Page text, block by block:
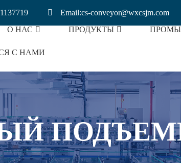
Email:cs-conveyor@wxcsjm.com
О НАС ПРОДУКТЫ
С НАМИ